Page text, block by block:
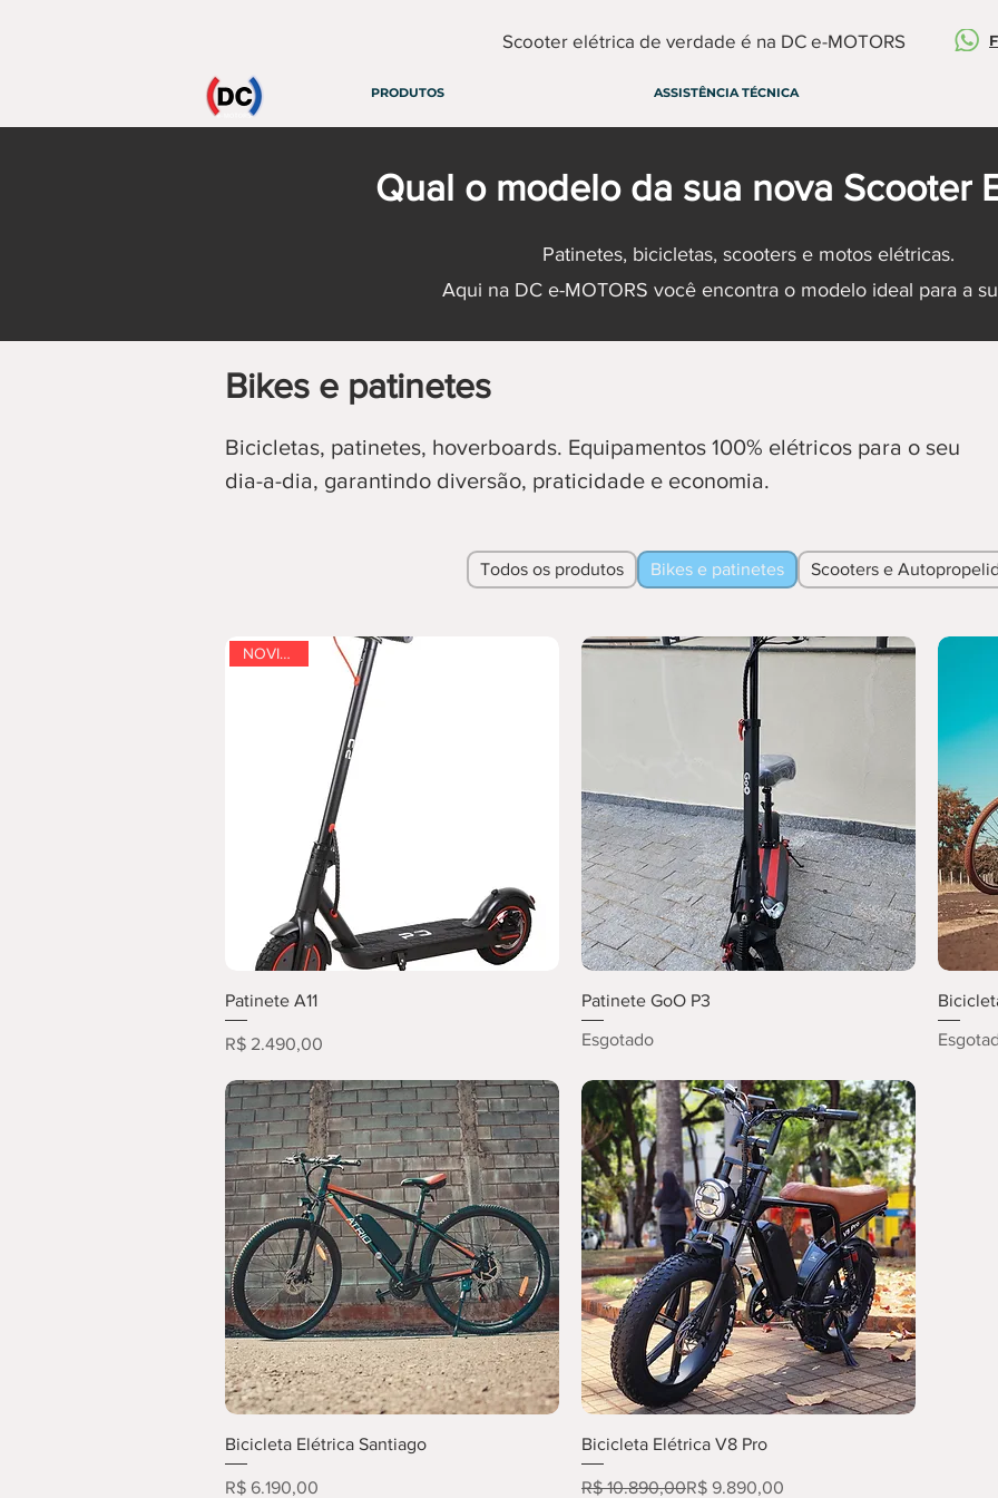
Scooter elétrica de verdade é na DC e-MOTORS
PRODUTOS ASSISTÊNCIA TÉCNICA
Qual o modelo da sua nova Scooter
Patinetes, bicicletas, scooters e motos elétricas.
Aqui na DC e-MOTORS você encontra o modelo ideal para a
Bikes e patinetes
Bicicletas, patinetes, hoverboards. Equipamentos 100% elétricos para o seu
dia-a-dia, garantindo diversão, praticidade e economia.
Todos os produtos Bikes e patinetes Scooters e
NOVIDADE
Patinete A11
Preço
R$ 2.490,00
Patinete GoO P3
Esgotado
Bicicleta Elétrica Santiago
Preço
R$ 6.190,00
Bicicleta Elétrica V8 Pro
Preço normal
R$ 10.890,00
Preço promocionalR$ 9.890,00